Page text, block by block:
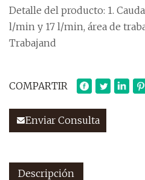
Detalle del producto: 1.
l/min y 17 l/min, área de
Trabajand
COMPARTIR
Enviar Consulta
Descripción